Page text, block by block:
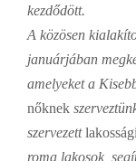
kezdődött.
A közösen
januárjában
amelyeket a
nőknek
szervezett
roma lakosok,